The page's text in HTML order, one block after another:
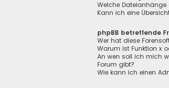
Welche
Kann ich eine
phpBB betreffende
Wer hat diese
Warum ist Funktion x
An wen soll ich mich
Forum gibt?
Wie kann ich einen